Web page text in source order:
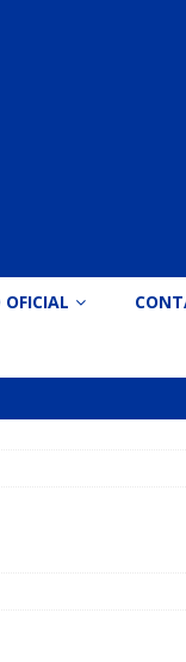
OFICIAL
em
Mapele